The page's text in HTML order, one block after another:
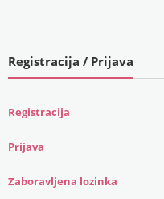
Registracija / Prijava
Registracija
Prijava
Zaboravljena lozinka